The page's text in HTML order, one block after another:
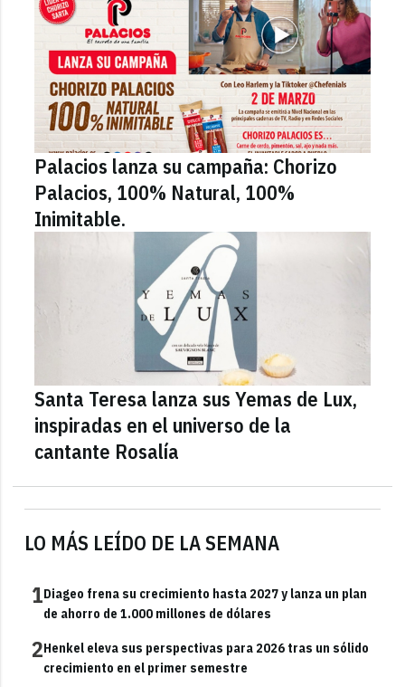
LO MÁS LEÍDO DE LA SEMANA
1Diageo frena su crecimiento hasta 2027 y lanza un plan
de ahorro de 1.000 millones de dólares
2Henkel eleva sus perspectivas para 2026 tras un sólido
crecimiento en el primer semestre
Palacios lanza su campaña: Chorizo
Palacios, 100% Natural, 100%
Inimitable.
Santa Teresa lanza sus Yemas de Lux,
inspiradas en el universo de la
cantante Rosalía